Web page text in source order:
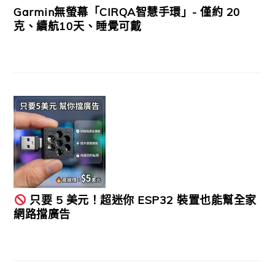
Garmin無螢幕「CIRQA智慧手環」- 僅約 20
克、續航10天、睡覺可戴
只要 5 美元！超迷你 ESP32 裝置也能幫全家
網路擋廣告